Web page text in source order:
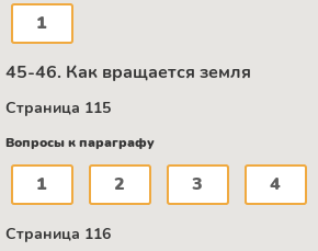
1
45-46. Как вращается земля
Страница 115
Вопросы к параграфу
1 2 3 4
Страница 116